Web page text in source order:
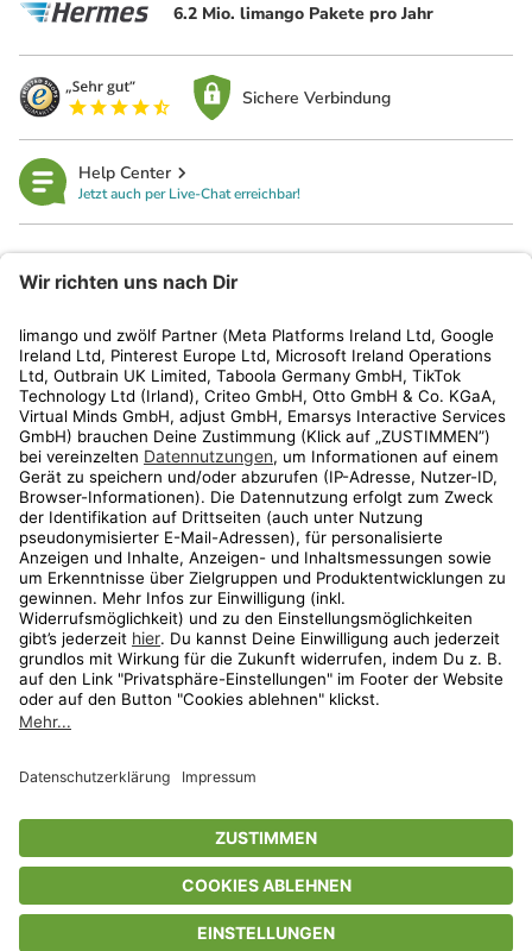
6.2 Mio. limango Pakete pro Jahr
Sichere Verbindung
Help Center
Jetzt auch per Live-Chat erreichbar!
Kundenservice
Shop
Aktionen
Travel
* Streichpreise entsprechen der unverbindlichen Preisempfehlung des
Herstellers. Prozentangaben beziehen sich auf den Streichpreis.
Freunde-Aktionen findest Du unterwww.limango.de/einladen
ᵇ Gilt nur für von limango versandte Ware (nicht für von Partnern versandte